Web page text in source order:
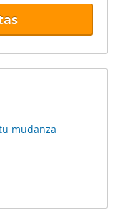
mudanza